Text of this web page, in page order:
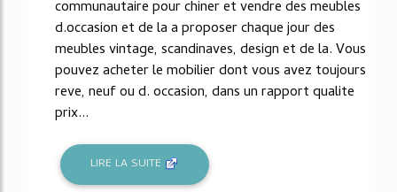
communautaire pour chiner et vendre des meubles
d.occasion et de la a proposer chaque jour des
meubles vintage, scandinaves, design et de la. Vous
pouvez acheter le mobilier dont vous avez toujours
reve, neuf ou d. occasion, dans un rapport qualite
prix...
LIRE LA SUITE